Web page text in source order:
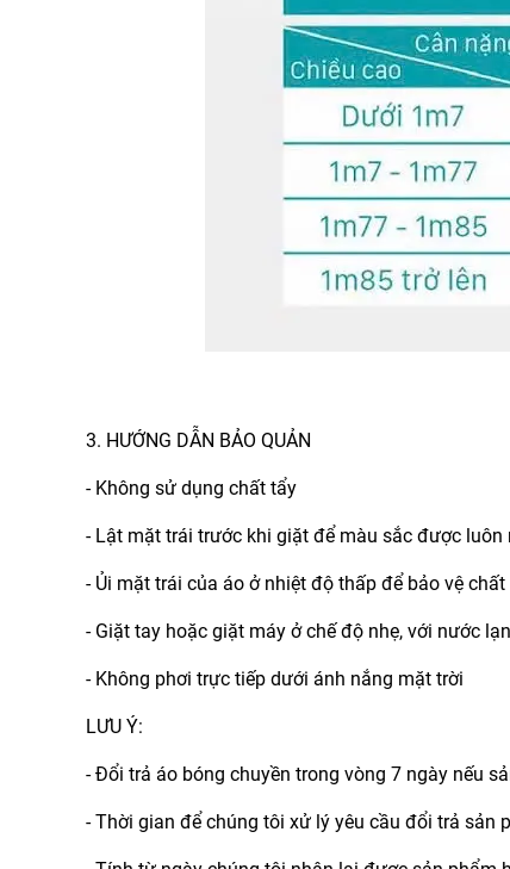
3. HƯỚNG DẪN BẢO QUẢN
- Không sử dụng chất tẩy
- Lật mặt trái trước khi giặt để màu sắc được luôn
- Ủi mặt trái của áo ở nhiệt độ thấp để bảo vệ
- Giặt tay hoặc giặt máy ở chế độ nhẹ, với nước
- Không phơi trực tiếp dưới ánh nắng mặt trời
LƯU Ý:
- Đổi trả áo bóng chuyền trong vòng 7 ngày nếu
- Thời gian để chúng tôi xử lý yêu cầu đổi trả sản